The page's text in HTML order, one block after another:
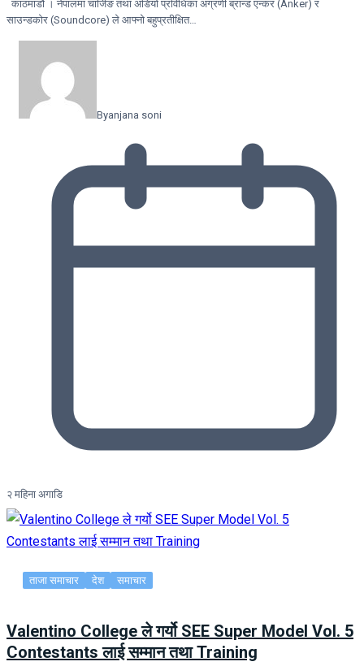
काठमाडौं । नेपालमा चार्जिङ तथा अडियो प्रविधिका अग्रणी ब्रान्ड एन्कर (Anker) र
साउन्डकोर (Soundcore) ले आफ्नो बहुप्रतीक्षित…
Byanjana soni
२ महिना अगाडि
ताजा समाचार देश समाचार
Valentino College ले गर्यो SEE Super Model Vol. 5
Contestants लाई सम्मान तथा Training